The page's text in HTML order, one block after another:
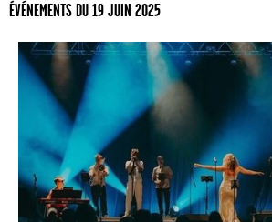
ÉVÉNEMENTS DU 19 JUIN 2025